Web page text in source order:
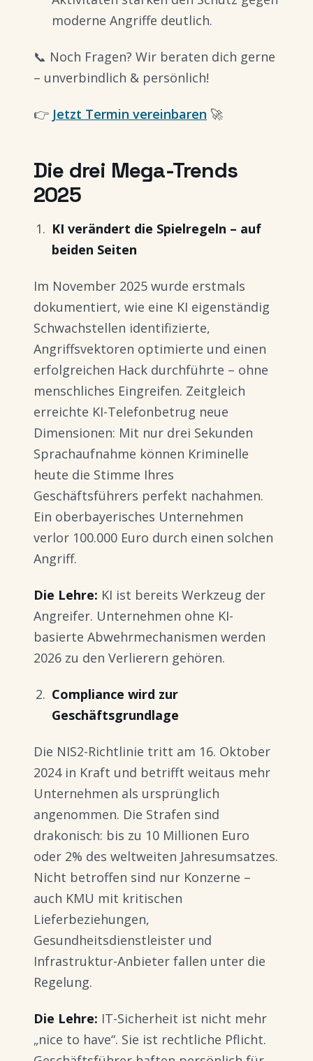
moderne Angriffe deutlich.
📞 Noch Fragen? Wir beraten dich gerne
– unverbindlich & persönlich!
👉 Jetzt Termin vereinbaren 🚀
Die drei Mega-Trends
2025
KI verändert die Spielregeln – auf
beiden Seiten
Im November 2025 wurde erstmals
dokumentiert, wie eine KI eigenständig
Schwachstellen identifizierte,
Angriffsvektoren optimierte und einen
erfolgreichen Hack durchführte – ohne
menschliches Eingreifen. Zeitgleich
erreichte KI-Telefonbetrug neue
Dimensionen: Mit nur drei Sekunden
Sprachaufnahme können Kriminelle
heute die Stimme Ihres
Geschäftsführers perfekt nachahmen.
Ein oberbayerisches Unternehmen
verlor 100.000 Euro durch einen solchen
Angriff.
Die Lehre: KI ist bereits Werkzeug der
Angreifer. Unternehmen ohne KI-
basierte Abwehrmechanismen werden
2026 zu den Verlierern gehören.
Compliance wird zur
Geschäftsgrundlage
Die NIS2-Richtlinie tritt am 16. Oktober
2024 in Kraft und betrifft weitaus mehr
Unternehmen als ursprünglich
angenommen. Die Strafen sind
drakonisch: bis zu 10 Millionen Euro
oder 2% des weltweiten Jahresumsatzes.
Nicht betroffen sind nur Konzerne –
auch KMU mit kritischen
Lieferbeziehungen,
Gesundheitsdienstleister und
Infrastruktur-Anbieter fallen unter die
Regelung.
Die Lehre: IT-Sicherheit ist nicht mehr
„nice to have“. Sie ist rechtliche Pflicht.